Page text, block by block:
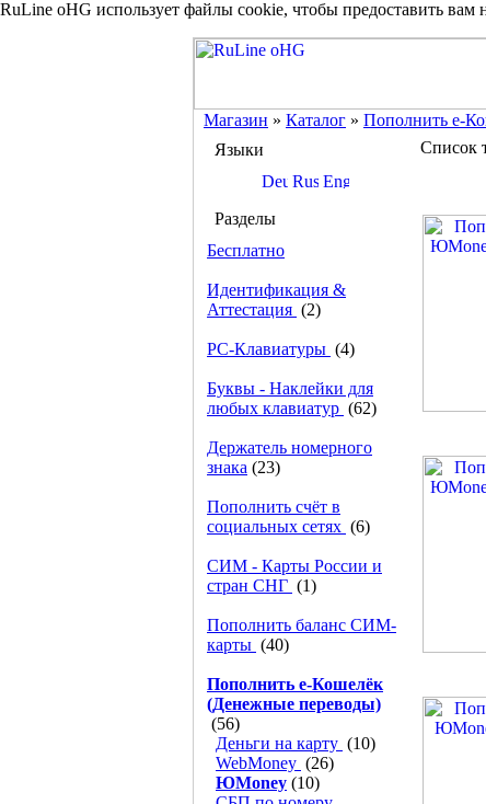
RuLine oHG использует файлы cookie, чтобы предоставить
Магазин » Каталог » Пополнить e-
Языки
Разделы
Бесплатно
Идентификация &
Аттестация (2)
PC-Клавиатуры (4)
Буквы - Наклейки для
любых клавиатур (62)
Держатель номерного
знака (23)
Пополнить счёт в
социальных сетях (6)
СИМ - Карты России и
стран СНГ (1)
Пополнить баланс СИМ-
карты (40)
Пополнить e-Кошелёк
(Денежные переводы)
(56)
Деньги на карту (10)
WebMoney (26)
ЮMoney (10)
Список